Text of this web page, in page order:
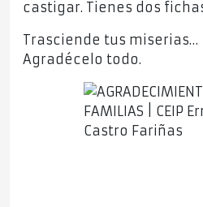
castigar. Tienes dos
Trasciende tus miserias…
Agradécelo todo.